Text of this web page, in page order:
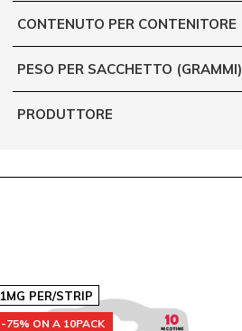
CONTENUTO PER CONTENITORE
PESO PER SACCHETTO (GRAMMI)
PRODUTTORE
1MG PER/STRIP
-75% ON A 10PACK